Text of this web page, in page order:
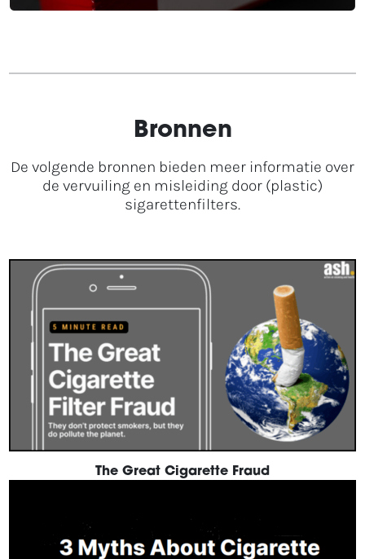
Bronnen
De volgende bronnen bieden meer informatie over
de vervuiling en misleiding door (plastic)
sigarettenfilters.
The Great Cigarette Fraud